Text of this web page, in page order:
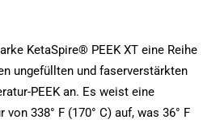
KetaSpire® PEEK XT eine Reihe
ungefüllten und faserverstärkten
PEEK an. Es weist eine
338° F (170° C) auf, was 36° F